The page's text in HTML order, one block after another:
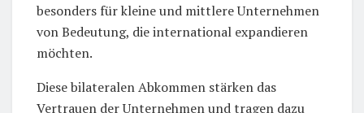
besonders für kleine und mittlere Unternehmen
von Bedeutung, die international expandieren
möchten.
Diese bilateralen Abkommen stärken das
Vertrauen der Unternehmen und tragen dazu